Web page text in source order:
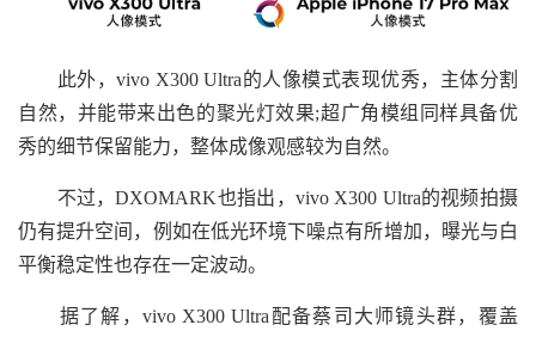
此外，vivo X300 Ultra的人像模式表现优秀，主体分割
自然，并能带来出色的聚光灯效果;超广角模组同样具备优
秀的细节保留能力，整体成像观感较为自然。
不过，DXOMARK也指出，vivo X300 Ultra的视频拍摄
仍有提升空间，例如在低光环境下噪点有所增加，曝光与白
平衡稳定性也存在一定波动。
据了解，vivo X300 Ultra配备蔡司大师镜头群，覆盖